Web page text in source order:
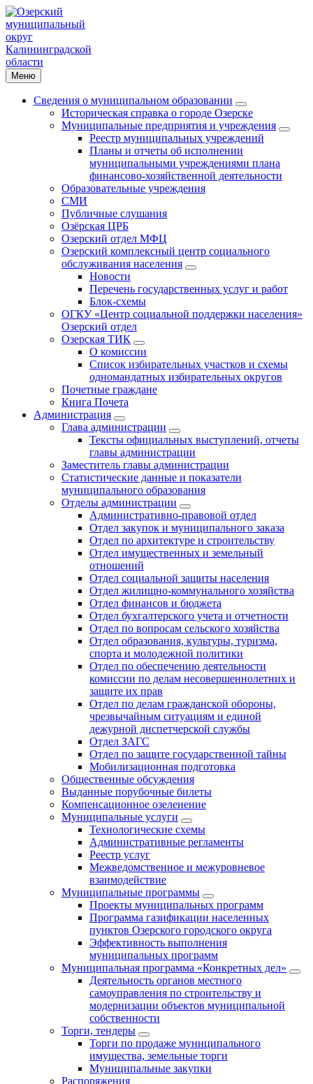
Меню
Сведения о муниципальном образовании
Историческая справка о городе Озерске
Муниципальные предприятия и учреждения
Реестр муниципальных учреждений
Планы и отчеты об исполнении
муниципальными учреждениями плана
финансово-хозяйственной деятельности
Образовательные учреждения
СМИ
Публичные слушания
Озёрская ЦРБ
Озерский отдел МФЦ
Озерский комплексный центр социального
обслуживания населения
Новости
Перечень государственных услуг и работ
Блок-схемы
ОГКУ «Центр социальной поддержки населения»
Озерский отдел
Озерская ТИК
О комиссии
Список избирательных участков и схемы
одномандатных избирательных округов
Почетные граждане
Книга Почета
Администрация
Глава администрации
Тексты официальных выступлений, отчеты
главы администрации
Заместитель главы администрации
Статистические данные и показатели
муниципального образования
Отделы администрации
Административно-правовой отдел
Отдел закупок и муниципального заказа
Отдел по архитектуре и строительству
Отдел имущественных и земельный
отношений
Отдел социальной защиты населения
Отдел жилищно-коммунального хозяйства
Отдел финансов и бюджета
Отдел бухгалтерского учета и отчетности
Отдел по вопросам сельского хозяйства
Отдел образования, культуры, туризма,
спорта и молодежной политики
Отдел по обеспечению деятельности
комиссии по делам несовершеннолетних и
защите их прав
Отдел по делам гражданской обороны,
чрезвычайным ситуациям и единой
дежурной диспетчерской службы
Отдел ЗАГС
Отдел по защите государственной тайны
Мобилизационная подготовка
Общественные обсуждения
Выданные порубочные билеты
Компенсационное озеленение
Муниципальные услуги
Технологические схемы
Административные регламенты
Реестр услуг
Межведомственное и межуровневое
взаимодействие
Муниципальные программы
Проекты муниципальных программ
Программа газификации населенных
пунктов Озерского городского округа
Эффективность выполнения
муниципальных программ
Муниципальная программа «Конкретных дел»
Деятельность органов местного
самоуправления по строительству и
модернизации объектов муниципальной
собственности
Торги, тендеры
Торги по продаже муниципального
имущества, земельные торги
Муниципальные закупки
Распоряжения